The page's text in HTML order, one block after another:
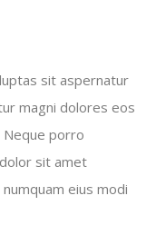
sit aspernatur
magni dolores eos
Neque porro
sit amet
eius modi